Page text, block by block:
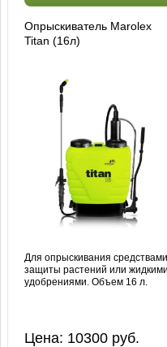
Опрыскиватель Marolex
Titan (16л)
Для опрыскивания средствами
защиты растений или жидкими
удобрениями. Объем 16 л.
Цена: 10300 руб.